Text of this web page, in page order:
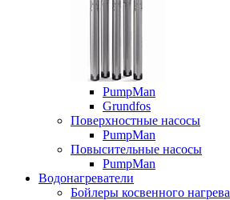
PumpMan
Grundfos
Поверхностные насосы
PumpMan
Повысительные насосы
PumpMan
Водонагреватели
Бойлеры косвенного нагрева